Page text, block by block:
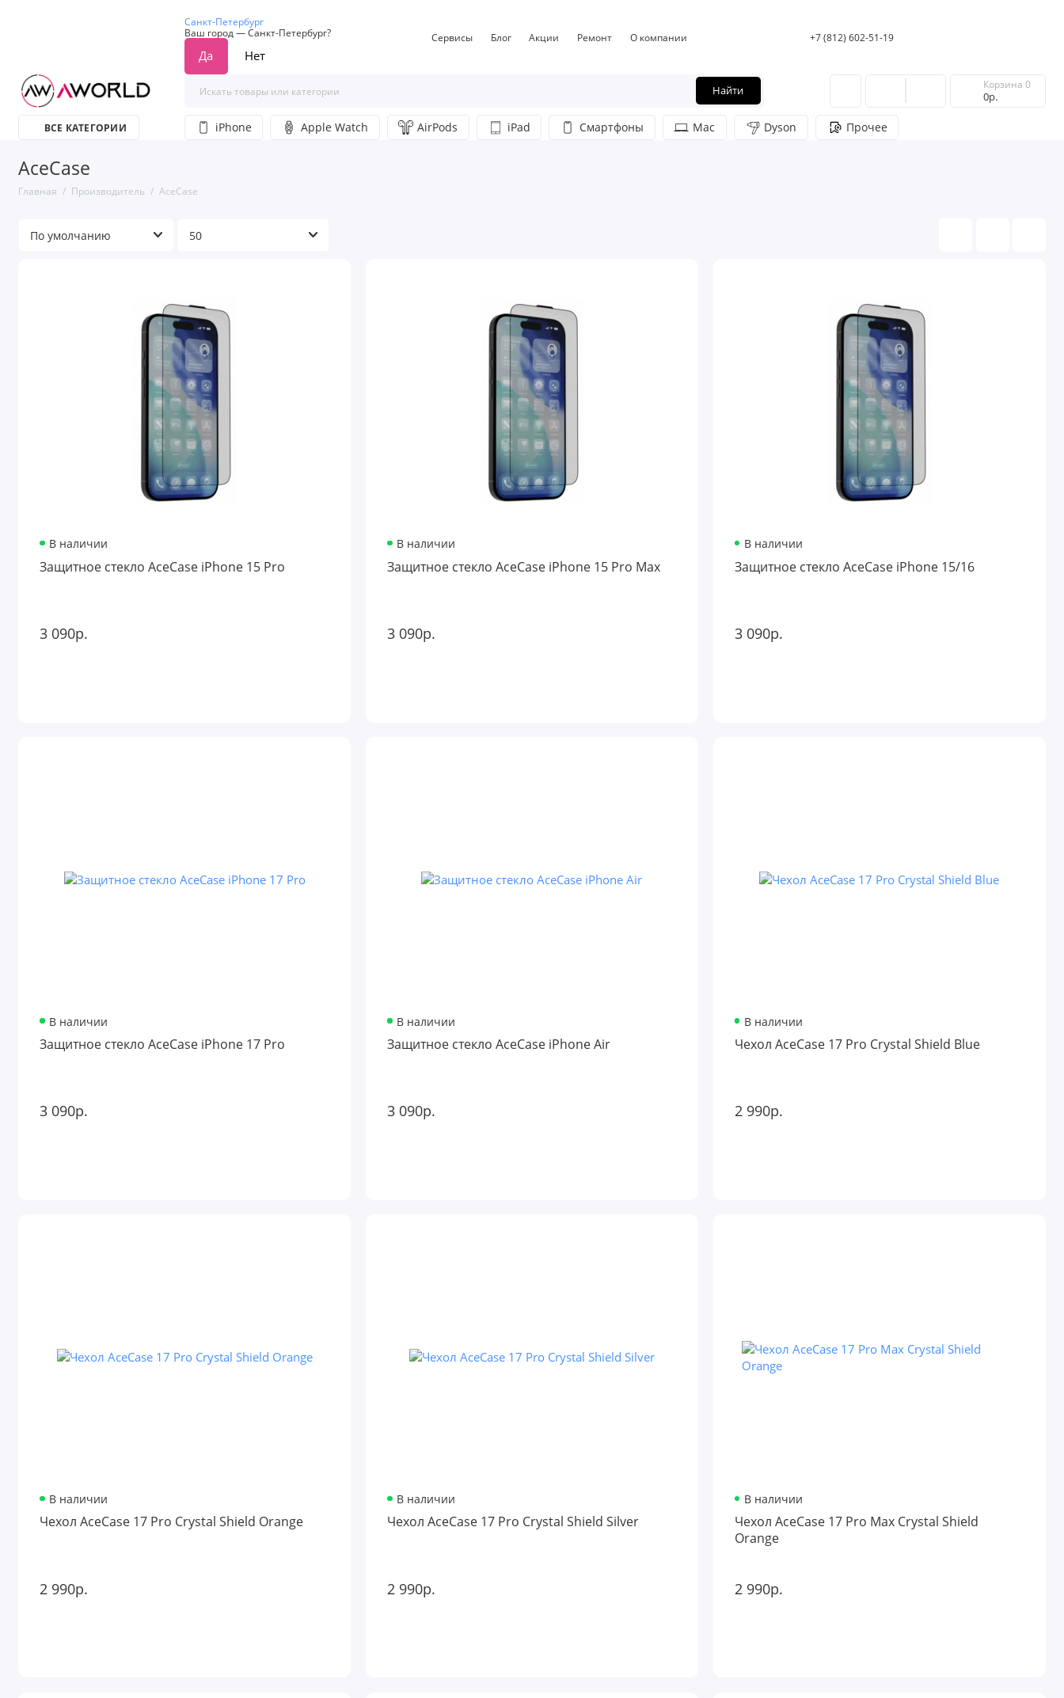
Санкт-Петербург
Ваш город —Санкт-Петербург? Сервисы Блог Акции Ремонт О компании +7 (812) 602-51-19
Найти Корзина 0
0р.
ВСЕ КАТЕГОРИИ iPhone Apple Watch AirPods iPad Смартфоны Mac Dyson Прочее
AceCase
Главная Производитель AceCase
В наличии
Защитное стекло AceCase iPhone 15 Pro
3 090р.
В наличии
Защитное стекло AceCase iPhone 15 Pro Max
3 090р.
В наличии
Защитное стекло AceCase iPhone 15/16
3 090р.
В наличии
Защитное стекло AceCase iPhone 17 Pro
3 090р.
В наличии
Защитное стекло AceCase iPhone Air
3 090р.
В наличии
Чехол AceCase 17 Pro Crystal Shield Blue
2 990р.
В наличии
Чехол AceCase 17 Pro Crystal Shield Orange
2 990р.
В наличии
Чехол AceCase 17 Pro Crystal Shield Silver
2 990р.
В наличии
Чехол AceCase 17 Pro Max Crystal Shield
Orange
2 990р.